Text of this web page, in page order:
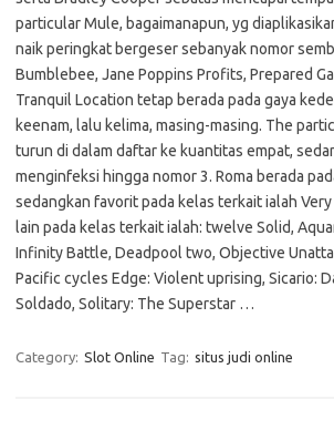
particular Mule, bagaimanapun, yg
naik peringkat bergeser sebanyak nomor
Bumblebee, Jane Poppins Profits, Prepared
Tranquil Location tetap berada pada gaya
keenam, lalu kelima, masing-masing. The
turun di dalam daftar ke kuantitas empat,
menginfeksi hingga nomor 3. Roma berada
sedangkan favorit pada kelas terkait ialah
lain pada kelas terkait ialah: twelve Solid,
Infinity Battle, Deadpool two, Objective
Pacific cycles Edge: Violent uprising, Sicario:
Soldado, Solitary: The Superstar …
Category: Slot Online Tag: situs judi online